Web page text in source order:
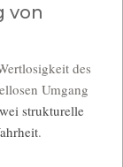
von
des
Umgang
strukturelle
.